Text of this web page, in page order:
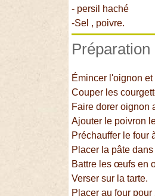
- persil haché
-Sel , poivre.
Émincer l'oignon et
Couper les
Faire dorer oignon
Ajouter le poivron
Préchauffer le four
Placer la pâte
Battre les œufs en
Verser sur la tarte.
Placer au four pour